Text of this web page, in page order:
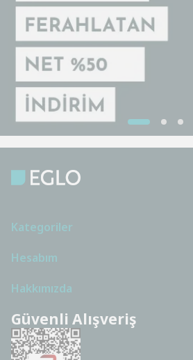
Kategoriler
Hesabım
Hakkımızda
Güvenli Alışveriş